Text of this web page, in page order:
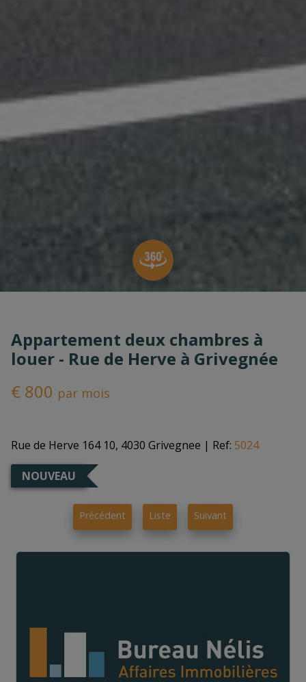
Appartement deux chambres à
louer - Rue de Herve à Grivegnée
€ 800 par mois
Rue de Herve 164 10, 4030 Grivegnee | Ref: 5024
NOUVEAU
Précédent Liste Suivant